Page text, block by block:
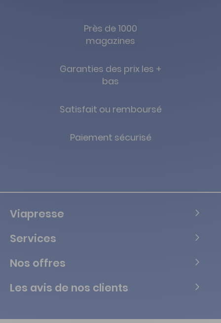
Près de 1000
magazines
Garanties des prix les +
bas
Satisfait ou remboursé
Paiement sécurisé
Viapresse
Services
Nos offres
Les avis de nos clients